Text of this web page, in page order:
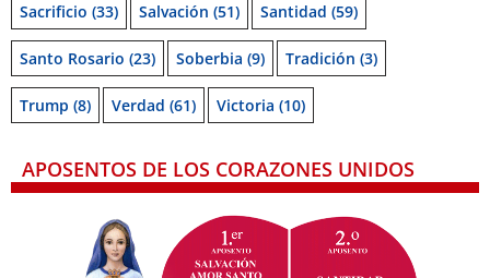
Sacrificio (33) Salvación (51) Santidad (59)
Santo Rosario (23) Soberbia (9) Tradición (3)
Trump (8) Verdad (61) Victoria (10)
APOSENTOS DE LOS CORAZONES UNIDOS